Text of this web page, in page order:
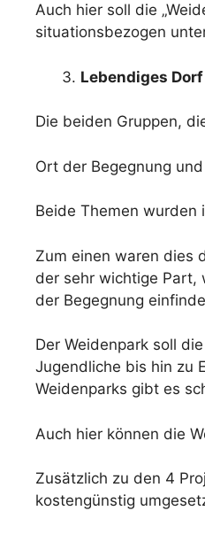
Auch hier soll die
situationsbezogen
Lebendiges Dorf
Die beiden Gruppen,
Ort der Begegnung
Beide Themen wurden
Zum einen waren dies
der sehr wichtige Part,
der Begegnung
Der Weidenpark soll
Jugendliche bis hin zu
Weidenparks gibt es
Auch hier können die
Zusätzlich zu den 4
kostengünstig